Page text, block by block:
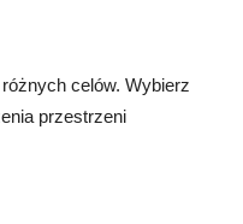
celów. Wybierz
przestrzeni